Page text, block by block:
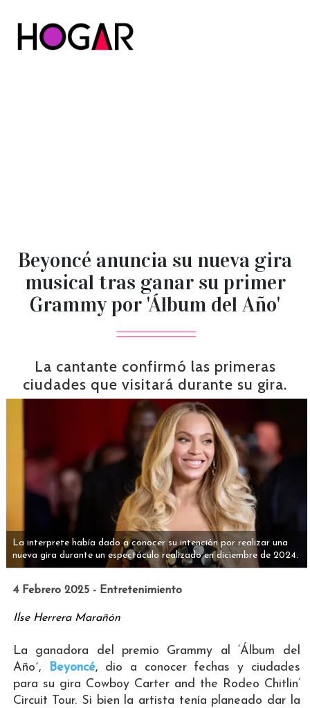
Beyoncé anuncia su nueva gira
musical tras ganar su primer
Grammy por 'Álbum del Año'
La cantante confirmó las primeras
ciudades que visitará durante su gira.
La interprete había dado a conocer su intención por realizar una
nueva gira durante un espectáculo realizado en diciembre de 2024.
4 Febrero 2025 - Entretenimiento
Ilse Herrera Marañón
La ganadora del premio Grammy al ‘Álbum del
Año´,
Beyoncé, dio a conocer fechas y ciudades
para su gira Cowboy Carter and the Rodeo Chitlin’
Circuit Tour. Si bien la artista tenía planeado dar la